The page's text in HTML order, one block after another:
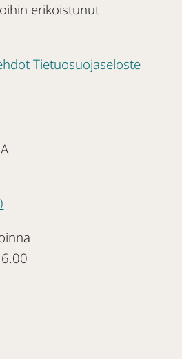
erikoistunut
Tietuosuojaseloste